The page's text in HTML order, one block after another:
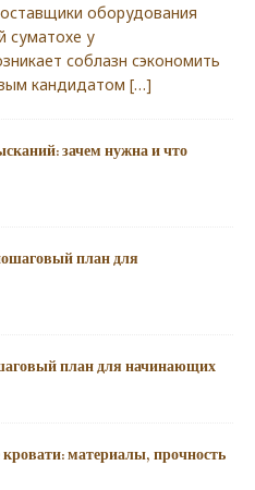
оборудования
суматохе у
соблазн сэкономить
кандидатом […]
зачем нужна и что
план для
план для начинающих
материалы, прочность